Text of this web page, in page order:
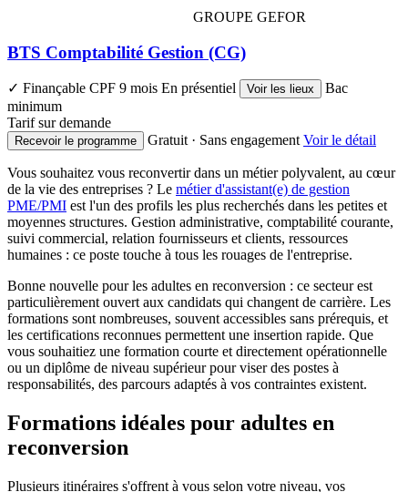
GROUPE GEFOR
BTS Comptabilité Gestion (CG)
✓ Finançable CPF 9 mois En présentiel Voir les lieux
Bac
minimum
Tarif sur demande
Recevoir le programme Gratuit · Sans engagement Voir le détail
Vous souhaitez vous reconvertir dans un métier polyvalent, au cœur
de la vie des entreprises ? Le métier d'assistant(e) de gestion
PME/PMI est l'un des profils les plus recherchés dans les petites et
moyennes structures. Gestion administrative, comptabilité courante,
suivi commercial, relation fournisseurs et clients, ressources
humaines : ce poste touche à tous les rouages de l'entreprise.
Bonne nouvelle pour les adultes en reconversion : ce secteur est
particulièrement ouvert aux candidats qui changent de carrière. Les
formations sont nombreuses, souvent accessibles sans prérequis, et
les certifications reconnues permettent une insertion rapide. Que
vous souhaitiez une formation courte et directement opérationnelle
ou un diplôme de niveau supérieur pour viser des postes à
responsabilités, des parcours adaptés à vos contraintes existent.
Formations idéales pour adultes en
reconversion
Plusieurs itinéraires s'offrent à vous selon votre niveau, vos